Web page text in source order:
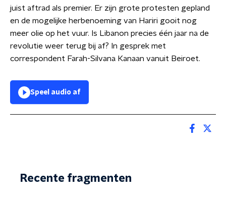
juist aftrad als premier. Er zijn grote protesten gepland
en de mogelijke herbenoeming van Hariri gooit nog
meer olie op het vuur. Is Libanon precies één jaar na de
revolutie weer terug bij af? In gesprek met
correspondent Farah-Silvana Kanaan vanuit Beiroet.
Speel audio af
Recente fragmenten